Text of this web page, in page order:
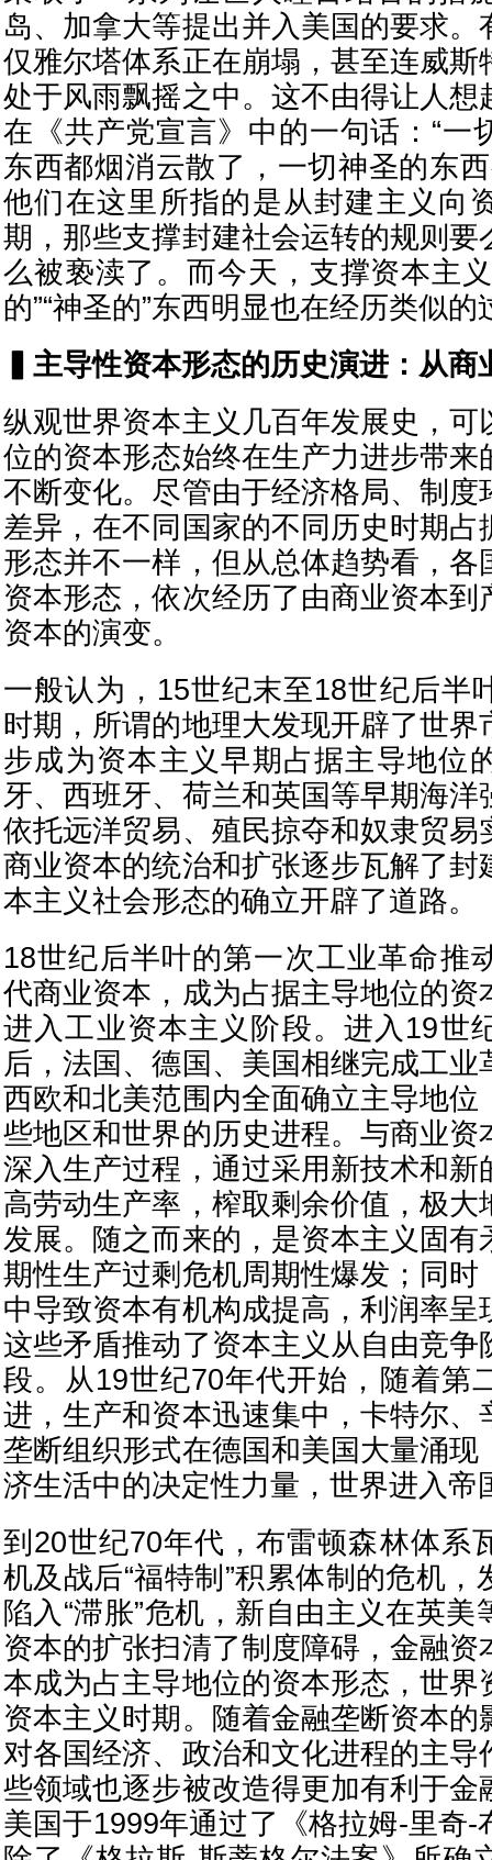
岛、加拿大等提出并入美国的要求。
仅雅尔塔体系正在崩塌，甚至连威斯
处于风雨飘摇之中。这不由得让人想
在《共产党宣言》中的一句话：“一
东西都烟消云散了，一切神圣的东
他们在这里所指的是从封建主义向
期，那些支撑封建社会运转的规则要
么被亵渎了。而今天，支撑资本主
的”“神圣的”东西明显也在经历类似的
主导性资本形态的历史演进：从商
纵观世界资本主义几百年发展史，可
位的资本形态始终在生产力进步带来
不断变化。尽管由于经济格局、制度
差异，在不同国家的不同历史时期占
形态并不一样，但从总体趋势看，各
资本形态，依次经历了由商业资本到
资本的演变。
一般认为，15世纪末至18世纪后半
时期，所谓的地理大发现开辟了世界
步成为资本主义早期占据主导地位
牙、西班牙、荷兰和英国等早期海洋
依托远洋贸易、殖民掠夺和奴隶贸易
商业资本的统治和扩张逐步瓦解了封
本主义社会形态的确立开辟了道路。
18世纪后半叶的第一次工业革命推
代商业资本，成为占据主导地位的资
进入工业资本主义阶段。进入19世
后，法国、德国、美国相继完成工业
西欧和北美范围内全面确立主导地位
些地区和世界的历史进程。与商业资
深入生产过程，通过采用新技术和新
高劳动生产率，榨取剩余价值，极大
发展。随之而来的，是资本主义固有
期性生产过剩危机周期性爆发；同时
中导致资本有机构成提高，利润率呈
这些矛盾推动了资本主义从自由竞争
段。从19世纪70年代开始，随着第
进，生产和资本迅速集中，卡特尔、
垄断组织形式在德国和美国大量涌现
济生活中的决定性力量，世界进入帝
到20世纪70年代，布雷顿森林体系
机及战后“福特制”积累体制的危机，
陷入“滞胀”危机，新自由主义在英
资本的扩张扫清了制度障碍，金融资
本成为占主导地位的资本形态，世界
资本主义时期。随着金融垄断资本的
对各国经济、政治和文化进程的主导
些领域也逐步被改造得更加有利于金
美国于1999年通过了《格拉姆-里奇-